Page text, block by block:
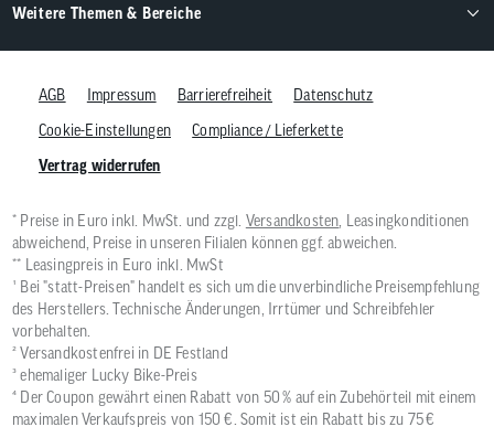
Weitere Themen & Bereiche
AGB Impressum Barrierefreiheit
Datenschutz
Cookie-Einstellungen
Compliance / Lieferkette
Vertrag widerrufen
* Preise in Euro inkl. MwSt. und zzgl. Versandkosten, Leasingkonditionen
abweichend, Preise in unseren Filialen können ggf. abweichen.
** Leasingpreis in Euro inkl. MwSt
¹ Bei "statt-Preisen" handelt es sich um die unverbindliche Preisempfehlung
des Herstellers. Technische Änderungen, Irrtümer und Schreibfehler
vorbehalten.
² Versandkostenfrei in DE Festland
³ ehemaliger Lucky Bike-Preis
⁴ Der Coupon gewährt einen Rabatt von 50 % auf ein Zubehörteil mit einem
maximalen Verkaufspreis von 150 €. Somit ist ein Rabatt bis zu 75 €